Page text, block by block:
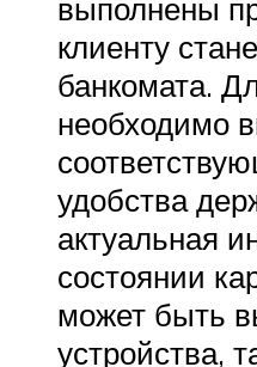
выполнены
клиенту
банкомата.
необходимо
удобства
актуальная
состоянии
может быть
устройства,